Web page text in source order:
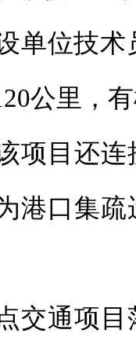
单位技
公里，
项目还
港口集
通项目